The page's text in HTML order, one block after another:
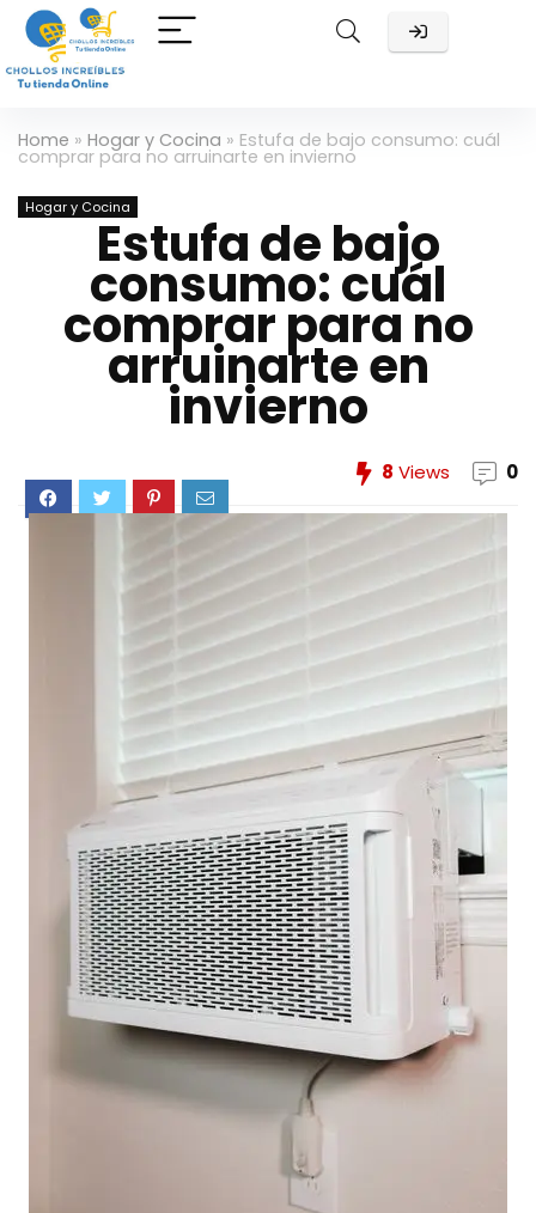
Home » Hogar y Cocina » Estufa de bajo consumo: cuál
comprar para no arruinarte en invierno
Hogar y Cocina
Estufa de bajo
consumo: cuál
comprar para no
arruinarte en
invierno
8 Views 0